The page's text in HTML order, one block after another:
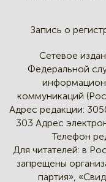
Запись о
Сетевое
Федеральной
коммуникаций
Адрес редакции:
303 Адрес
Телефон
Для читателей: в
запрещены
партия»,